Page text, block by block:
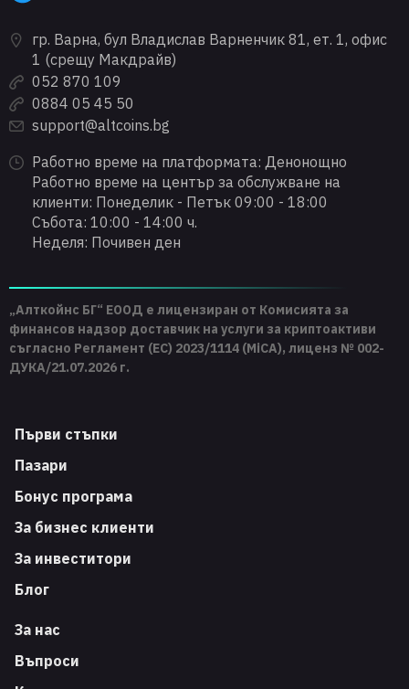
гр. Варна, бул Владислав Варненчик 81, ет. 1, офис
1 (срещу Макдрайв)
052 870 109
0884 05 45 50
support@altcoins.bg
Работно време на платформата: Денонощно
Работно време на център за обслужване на
клиенти: Понеделик - Петък 09:00 - 18:00
Събота: 10:00 - 14:00 ч.
Неделя: Почивен ден
„Алткойнс БГ“ ЕООД е лицензиран от Комисията за
финансов надзор доставчик на услуги за криптоактиви
съгласно Регламент (ЕС) 2023/1114 (MiCA), лиценз № 002-
ДУКА/21.07.2026 г.
Първи стъпки
Пазари
Бонус програма
За бизнес клиенти
За инвеститори
Блог
За нас
Въпроси